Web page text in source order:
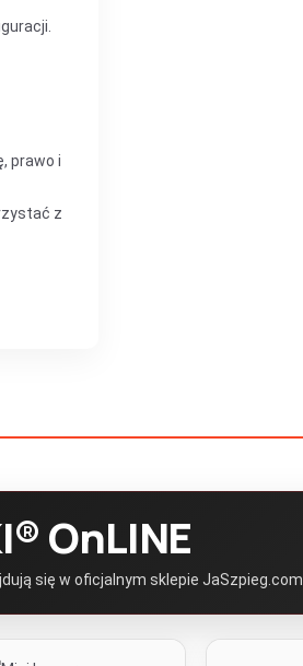
prawo i
z
OnLINE
się w oficjalnym sklepie JaSzpieg.com.